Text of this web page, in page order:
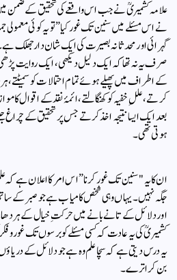
علامہ کشمیریؒ نے جب اس واقعے کی تحقیق کے ضمن
نے اس مسئلے میں سنین تک غور کیا” تو یہ کوئی
گہرائی اور محدثانہ بصیرت کی ایک شان دار جھلک
صرف یہ نہ تھا کہ ایک دلیل دیکھی، ایک روایت پڑھی
کے اطراف میں پھیلے ہوئے تمام احتمالات کو سمیٹتے،
کرتے، عللِ خفیہ کو کھنگالتے، ائمۂ نقد کے اقوال
بعد ایک ایسا نتیجہ اخذ کرتے جس پر تحقیق کے چراغ
ہوتی تھی۔
ان کا یہ "سنین تک غور کرنا” اس امر کا اعلان ہے کہ
جگہ نہیں۔ یہاں وہی شخص کامیاب ہے جو صبر کے
اور دلائل کے تانے بانے میں حرکتِ خیال کے ہر
کشمیریؒ کی یہ عادت کہ کسی مسئلے کو برسوں تک غور و فکر
یہ درس دیتی ہے کہ سچا علم وہ ہے جو دلائل کے
بن کر اترے۔